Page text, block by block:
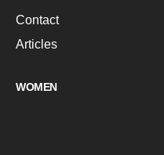
Contact
Articles
WOMEN